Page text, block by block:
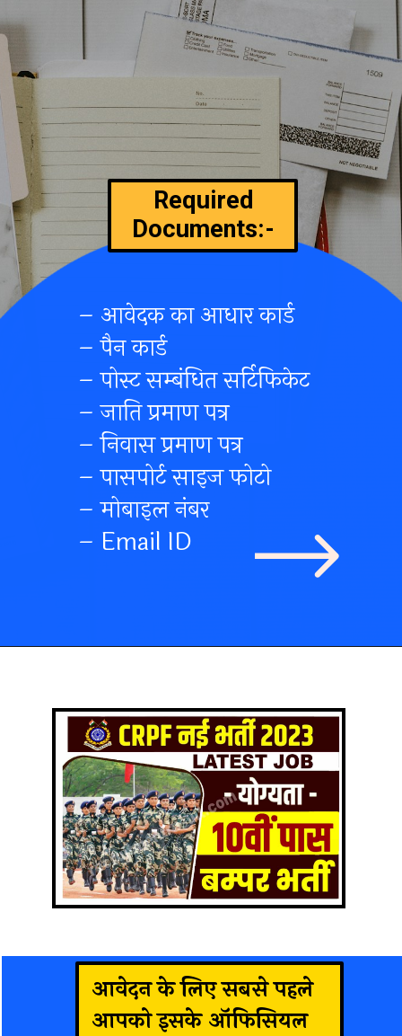
Required
Documents:-
– आवेदक का आधार कार्ड
– पैन कार्ड
– पोस्ट सम्बंधित सर्टिफिकेट
– जाति प्रमाण पत्र
– निवास प्रमाण पत्र
– पासपोर्ट साइज फोटो
– मोबाइल नंबर
– Email ID
आवेदन के लिए सबसे पहले
आपको इसके ऑफिसियल